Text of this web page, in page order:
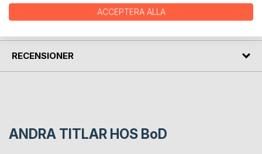
KOMMENTARER I PRESSEN
RECENSIONER
ANDRA TITLAR HOS BoD
ACCEPTERA ALLA